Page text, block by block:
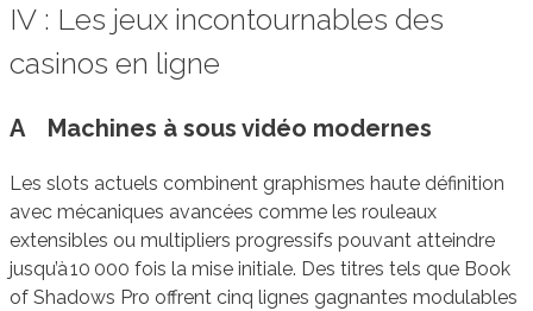
IV : Les jeux incontournables des
casinos en ligne
A Machines à sous vidéo modernes
Les slots actuels combinent graphismes haute définition
avec mécaniques avancées comme les rouleaux
extensibles ou multipliers progressifs pouvant atteindre
jusqu’à 10 000 fois la mise initiale. Des titres tels que Book
of Shadows Pro offrent cinq lignes gagnantes modulables